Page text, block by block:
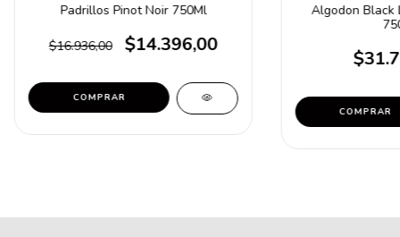
Padrillos Pinot Noir 750Ml
$16.936,00 $14.396,00
COMPRAR
Algodon Black
COMPRAR